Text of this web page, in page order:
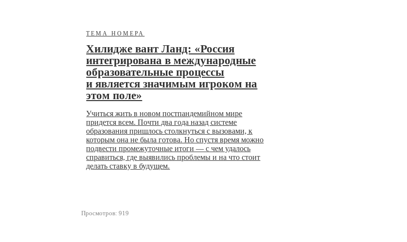
ТЕМА НОМЕРА
Хилидже вант Ланд: «Россия
интегрирована в международные
образовательные процессы
и является значимым игроком на
этом поле»
Учиться жить в новом постпандемийном мире
придется всем. Почти два года назад системе
образования пришлось столкнуться с вызовами, к
которым она не была готова. Но спустя время можно
подвести промежуточные итоги — с чем удалось
справиться, где выявились проблемы и на что стоит
делать ставку в будущем.
Просмотров: 919